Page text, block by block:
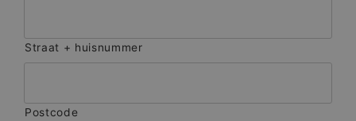
Straat + huisnummer
Postcode